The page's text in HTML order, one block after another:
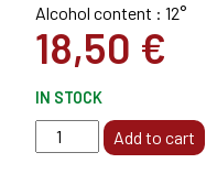
Alcohol content : 12°
18,50 €
IN STOCK
CHAMP
DE
Add to cart